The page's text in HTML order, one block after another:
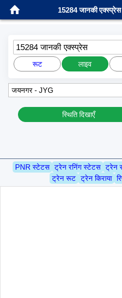
15284 जानकी एक्स्प्रेस
15284 जानकी एक्स्प्रेस
रूट लाइव
स्थिति दिखाएँ
PNR स्टेटस ट्रेन रनिंग स्टेटस ट्रेन
ट्रेन रूट ट्रेन किराया